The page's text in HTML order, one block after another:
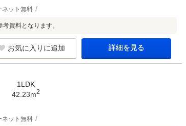
ネット無料
資料となります。
お気に入りに追加 詳細を見る
1LDK
42.23m2
ネット無料